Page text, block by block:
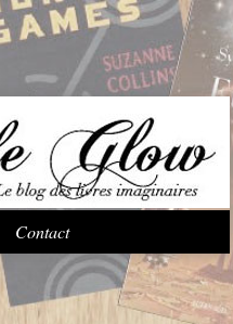
Contact